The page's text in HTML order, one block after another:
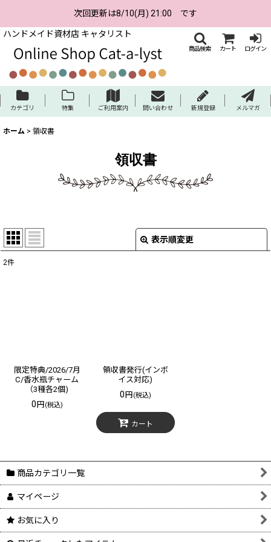
次回更新は8/10(月) 21:00 です
ハンドメイド資材店 キャタリスト
商品検索 カート ログイン
カテゴリ 特集 ご利用案内 問い合わせ 新規登録 メルマガ
ホーム > 領収書
領収書
表示順変更
2件
限定特典/2026/7月
C/香水瓶チャーム
（3種各2個)
0 円 (税込)
領収書発行(インボ
イス対応)
0 円 (税込)
カート
商品カテゴリ一覧
マイページ
お気に入り